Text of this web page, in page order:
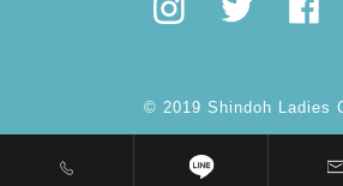
© 2019 Shindoh Ladies